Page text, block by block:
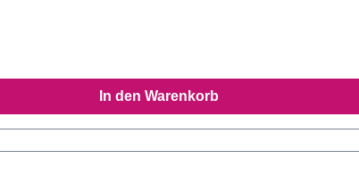
In den Warenkorb